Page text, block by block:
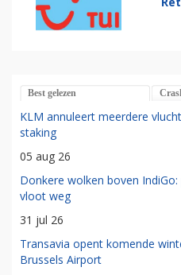
Best gelezen
KLM annuleert meerdere
staking
05 aug 26
Donkere wolken boven
vloot weg
31 jul 26
Transavia opent komende
Brussels Airport